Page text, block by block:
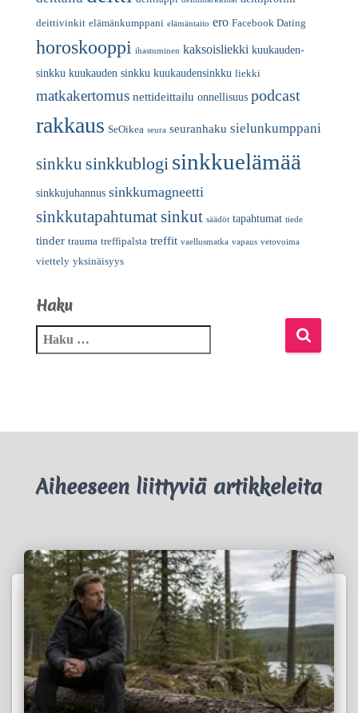
deittivinkit elämänkumppani elämäntaito ero Facebook Dating
horoskooppi ihastuminen kaksoisliekki kuukauden-
sinkku kuukauden sinkku kuukaudensinkku liekki
matkakertomus nettideittailu onnellisuus podcast
rakkaus SeOikea seura seuranhaku sielunkumppani
sinkku sinkkublogi sinkkuelämää
sinkkujuhannus sinkkumagneetti
sinkkutapahtumatsinkut säädöt tapahtumat tiede
tinder trauma treffipalsta treffit vaellusmatka vapaus vetovoima
viettely yksinäisyys
Haku
Aiheeseen liittyviä artikkeleita